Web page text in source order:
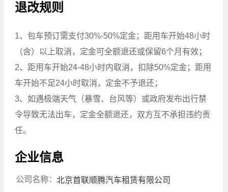
退改规则
1、包车预订需支付30%-50%定金；距用车开始48小时
（含）以上取消，定金可全额退还或保留6个月有效；
2、距用车开始24-48小时内取消，扣除50%定金；距用
车开始不足24小时取消，定金不予退还；
3、如遇极端天气（暴雪、台风等）或政府发布出行禁
令导致无法出车，定金全额退还，双方互不承担违约责
任。
企业信息
公司名称： 北京首联顺腾汽车租赁有限公司